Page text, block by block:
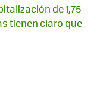
de 1,75
tienen claro que